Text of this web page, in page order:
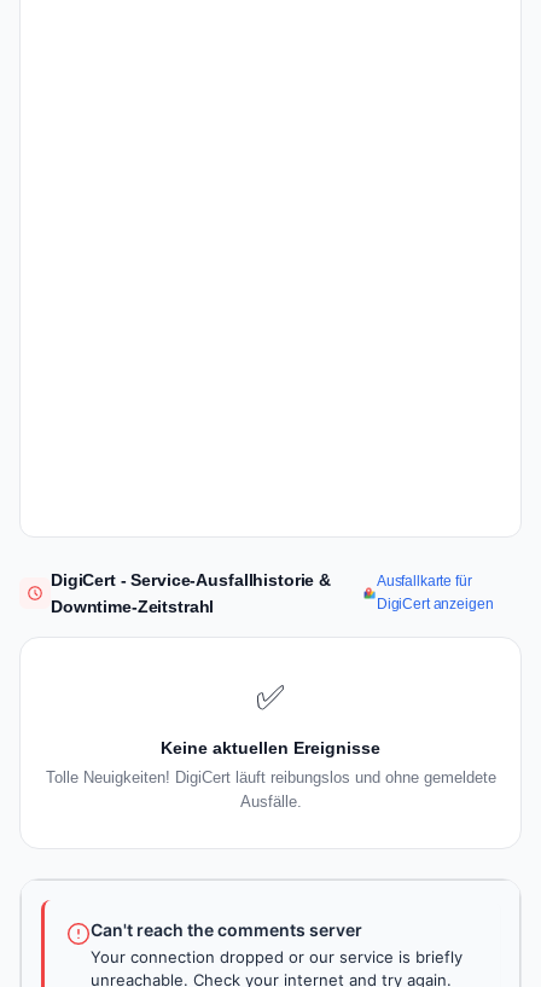
DigiCert - Service-Ausfallhistorie &
Downtime-Zeitstrahl
Ausfallkarte für
DigiCert anzeigen
✅
Keine aktuellen Ereignisse
Tolle Neuigkeiten! DigiCert läuft reibungslos und ohne gemeldete
Ausfälle.
Can't reach the comments server
Your connection dropped or our service is briefly
unreachable. Check your internet and try again.